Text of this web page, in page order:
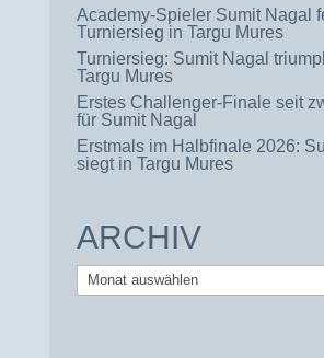
Academy-Spieler Sumit Nagal
Turniersieg in Targu Mures
Turniersieg: Sumit Nagal
Targu Mures
Erstes Challenger-Finale seit
für Sumit Nagal
Erstmals im Halbfinale 2026:
siegt in Targu Mures
ARCHIV
Archiv